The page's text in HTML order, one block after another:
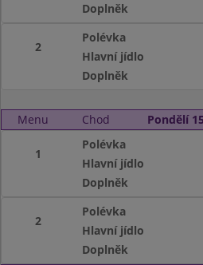
Doplněk
2
Polévka
Hlavní jídlo
Doplněk
Menu Chod Pondělí
1
Polévka
Hlavní jídlo
Doplněk
2
Polévka
Hlavní jídlo
Doplněk